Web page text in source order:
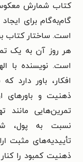
کتاب شمارش معکوس
گام‌به‌گام برای
هر روز آن به یک
است. نویسنده با
افکار، باور دارد
ذهنیت و باورهای
تمرین‌هایی مانند
نسبت به پول،
تأییدیه‌های مثبت
ذهنیت کمبود را